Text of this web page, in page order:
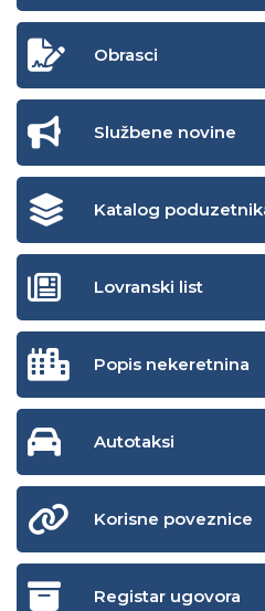
Obrasci
Službene novine
Katalog
Lovranski list
Popis nekeretnina
Autotaksi
Korisne poveznice
Registar ugovora